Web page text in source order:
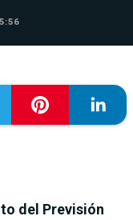
del Previsión